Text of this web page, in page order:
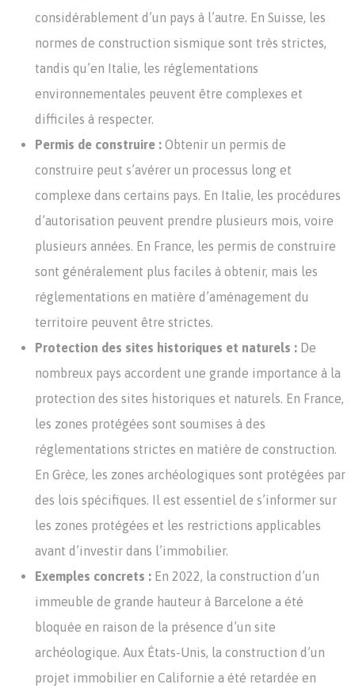
considérablement d’un pays à l’autre. En Suisse, les
normes de construction sismique sont très strictes,
tandis qu’en Italie, les réglementations
environnementales peuvent être complexes et
difficiles à respecter.
Permis de construire : Obtenir un permis de
construire peut s’avérer un processus long et
complexe dans certains pays. En Italie, les procédures
d’autorisation peuvent prendre plusieurs mois, voire
plusieurs années. En France, les permis de construire
sont généralement plus faciles à obtenir, mais les
réglementations en matière d’aménagement du
territoire peuvent être strictes.
Protection des sites historiques et naturels : De
nombreux pays accordent une grande importance à la
protection des sites historiques et naturels. En France,
les zones protégées sont soumises à des
réglementations strictes en matière de construction.
En Grèce, les zones archéologiques sont protégées par
des lois spécifiques. Il est essentiel de s’informer sur
les zones protégées et les restrictions applicables
avant d’investir dans l’immobilier.
Exemples concrets : En 2022, la construction d’un
immeuble de grande hauteur à Barcelone a été
bloquée en raison de la présence d’un site
archéologique. Aux États-Unis, la construction d’un
projet immobilier en Californie a été retardée en